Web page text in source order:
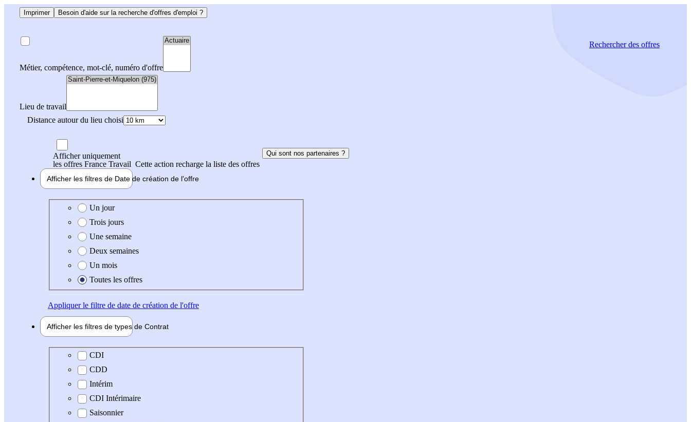
Imprimer Besoin d'aide sur la recherche d'offres d'emploi ?
Métier, compétence, mot-clé, numéro d'offre
Lieu de travail
Distance autour du lieu choisi
Rechercherdes offres
Afficher uniquement
les offres France Travail Cette action recharge la liste des offres
Qui sont nos partenaires ?
Afficher les filtres de Date de création de l'offre
Date de création de l'offre
Un jour
Trois jours
Une semaine
Deux semaines
Un mois
Toutes les offres
Appliquerle filtre de date de création de l'offre
Afficher les filtres de types de Contrat
Type de contrat
CDI
CDD
Intérim
CDI Intérimaire
Saisonnier